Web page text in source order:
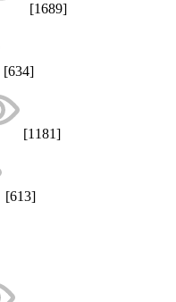
[1689]
[634]
[1181]
[613]